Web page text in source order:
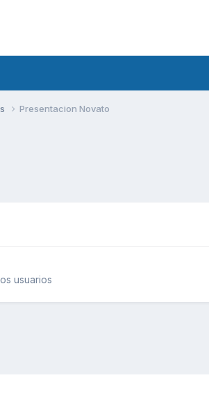
Presentacion Novato
usuarios